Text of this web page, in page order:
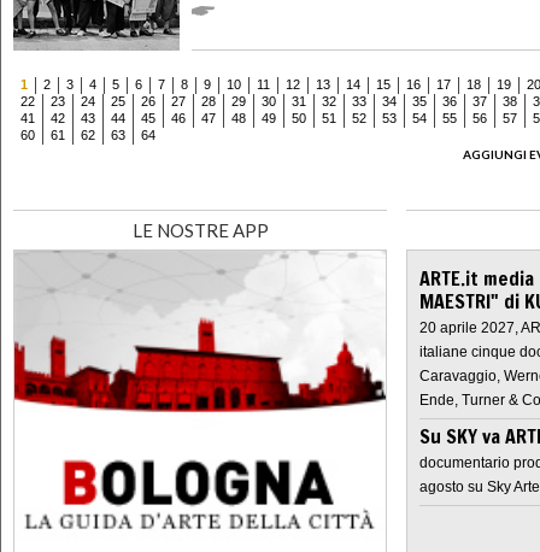
1 2 3 4 5 6 7 8 9 10 11 12 13 14 15 16 17 18 19
20
22
23 24 25 26 27 28 29 30 31 32 33 34 35 36 37 38
41
42 43 44 45 46 47 48 49 50 51 52 53 54 55 56 57
60
61 62 63
64
AGGIUNGI
LE NOSTRE APP
ARTE.it
MAESTRI" di
20 aprile 2027,
italiane cinque
Caravaggio,
Ende, Turner &
Su SKY va
documentario
agosto su Sky Arte